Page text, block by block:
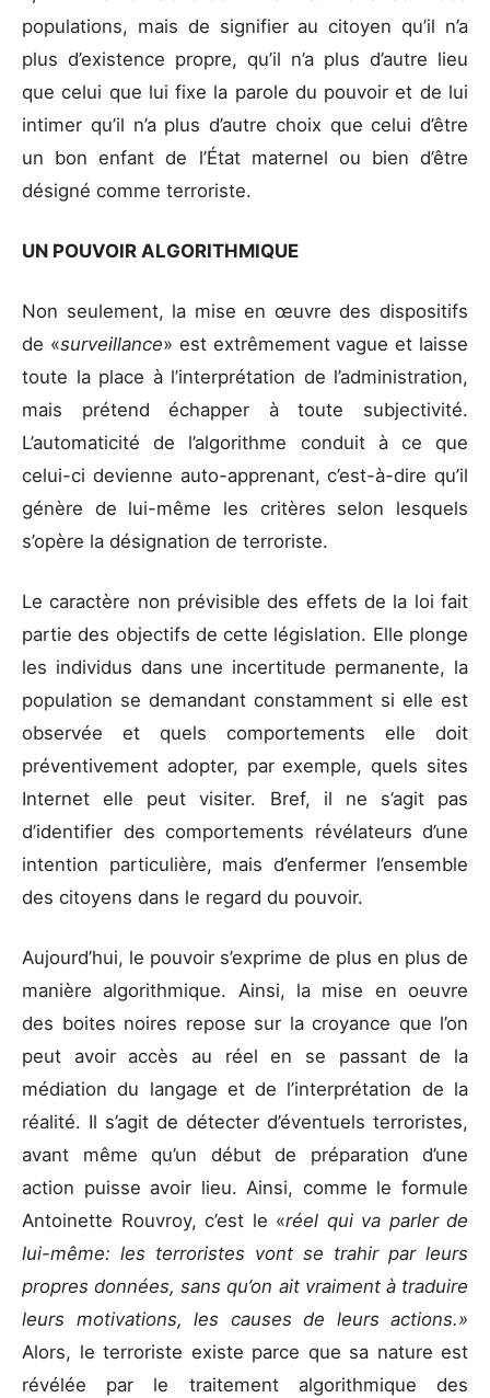
populations, mais de signifier au citoyen qu’il n’a
plus d’existence propre, qu’il n’a plus d’autre lieu
que celui que lui fixe la parole du pouvoir et de lui
intimer qu’il n’a plus d’autre choix que celui d’être
un bon enfant de l’État maternel ou bien d’être
désigné comme terroriste.
UN POUVOIR ALGORITHMIQUE
Non seulement, la mise en œuvre des dispositifs
de «surveillance» est extrêmement vague et laisse
toute la place à l’interprétation de l’administration,
mais prétend échapper à toute subjectivité.
L’automaticité de l’algorithme conduit à ce que
celui-ci devienne auto-apprenant, c’est-à-dire qu’il
génère de lui-même les critères selon lesquels
s’opère la désignation de terroriste.
Le caractère non prévisible des effets de la loi fait
partie des objectifs de cette législation. Elle plonge
les individus dans une incertitude permanente, la
population se demandant constamment si elle est
observée et quels comportements elle doit
préventivement adopter, par exemple, quels sites
Internet elle peut visiter. Bref, il ne s’agit pas
d’identifier des comportements révélateurs d’une
intention particulière, mais d’enfermer l’ensemble
des citoyens dans le regard du pouvoir.
Aujourd’hui, le pouvoir s’exprime de plus en plus de
manière algorithmique. Ainsi, la mise en oeuvre
des boites noires repose sur la croyance que l’on
peut avoir accès au réel en se passant de la
médiation du langage et de l’interprétation de la
réalité. Il s’agit de détecter d’éventuels terroristes,
avant même qu’un début de préparation d’une
action puisse avoir lieu. Ainsi, comme le formule
Antoinette Rouvroy, c’est le «réel qui va parler de
lui-même: les terroristes vont se trahir par leurs
propres données, sans qu’on ait vraiment à traduire
leurs motivations, les causes de leurs actions.»
Alors, le terroriste existe parce que sa nature est
révélée par le traitement algorithmique des